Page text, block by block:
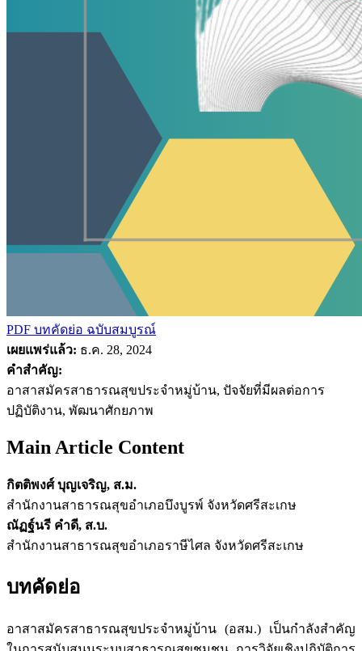
PDF บทคัดย่อ ฉบับสมบูรณ์
เผยแพร่แล้ว: ธ.ค. 28, 2024
คำสำคัญ:
อาสาสมัครสาธารณสุขประจำหมู่บ้าน, ปัจจัยที่มีผลต่อการ
ปฏิบัติงาน, พัฒนาศักยภาพ
Main Article Content
กิตติพงศ์ บุญเจริญ, ส.ม.
สำนักงานสาธารณสุขอำเภอบึงบูรพ์ จังหวัดศรีสะเกษ
ณัฏฐ์นรี คำดี, ส.บ.
สำนักงานสาธารณสุขอำเภอราษีไศล จังหวัดศรีสะเกษ
บทคัดย่อ
อาสาสมัครสาธารณสุขประจำหมู่บ้าน (อสม.) เป็นกำลังสำคัญ